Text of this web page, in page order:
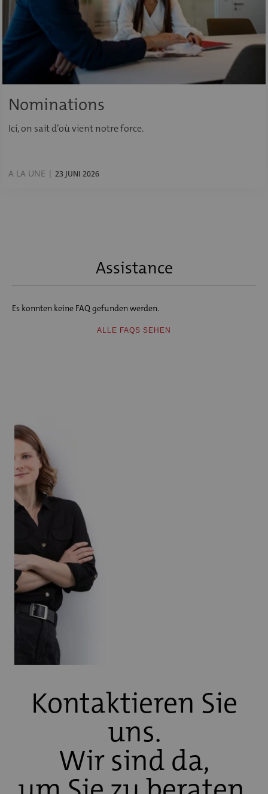
Nominations
Ici, on sait d’où vient notre force.
A LA UNE | 23 JUNI 2026
Assistance
Es konnten keine FAQ gefunden werden.
ALLE FAQS SEHEN
Kontaktieren Sie
uns.
Wir sind da,